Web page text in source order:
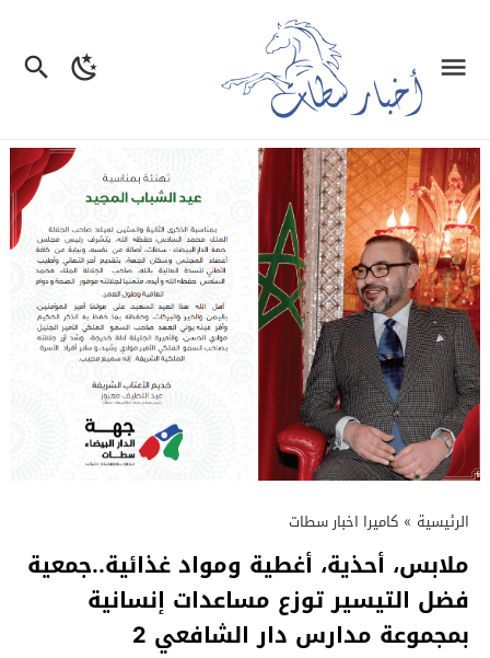
الرئيسية » كاميرا اخبار سطات
ملابس، أحذية، أغطية ومواد غذائية..جمعية
فضل التيسير توزع مساعدات إنسانية
بمجموعة مدارس دار الشافعي 2